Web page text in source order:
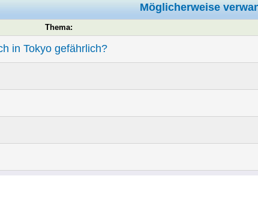
Möglicherweise
Thema:
in Tokyo gefährlich?